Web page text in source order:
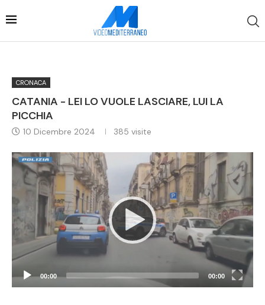
CRONACA
CATANIA - LEI LO VUOLE LASCIARE, LUI LA
PICCHIA
10 Dicembre 2024 385 visite
Video
Player
00:00 00:00